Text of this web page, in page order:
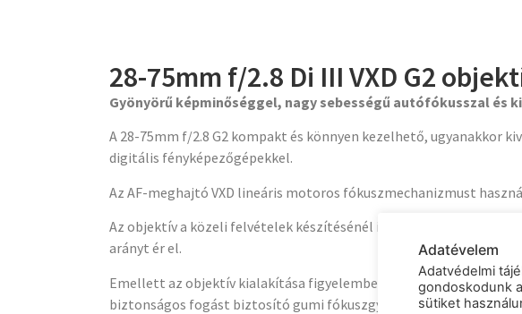
28-75mm f/2.8 Di III VXD G2
Gyönyörű képminőséggel, nagy sebességű autófókusszal és
A 28-75mm f/2.8 G2 kompakt és könnyen kezelhető, ugyanakkor
digitális fényképezőgépekkel.
Az AF-meghajtó VXD lineáris motoros fókuszmechanizmust
Az objektív a közeli felvételek készítésénél is kiválóan teljesít, a
arányt ér el.
Emellett az objektív kialakítása figyelembe veszi a
biztonságos fogást biztosító gumi fókuszgyűrűvel.
Adatévelem
Adatvédelmi
gondoskodunk
sütiket